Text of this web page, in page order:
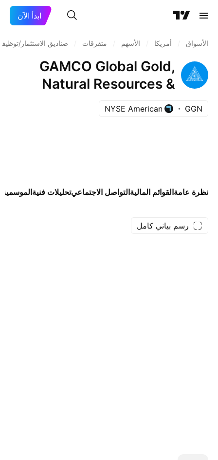
ابدأ الآن
الأسواق أمريكا الأسهم متفرقات صناديق الاستثمار/
GAMCO Global Gold,
Natural Resources &
Income Trust
GGN
NYSE American
نظرة عامةالقوائم الماليةالتواصل الاجتماعيتحليلات فنيةالموسمية
رسم بياني كامل